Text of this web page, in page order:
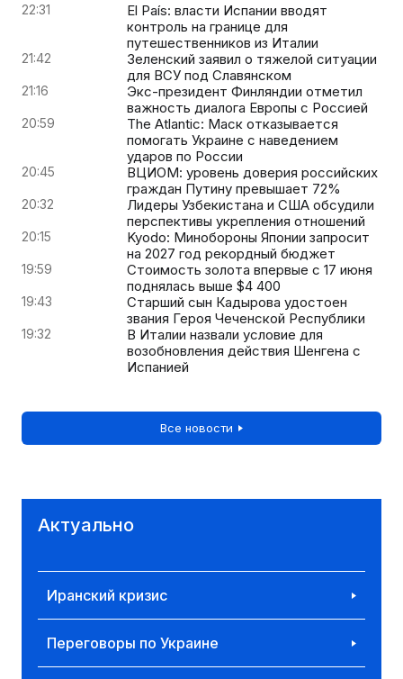
22:31
El País: власти Испании вводят
контроль на границе для
путешественников из Италии
21:42
Зеленский заявил о тяжелой ситуации
для ВСУ под Славянском
21:16
Экс-президент Финляндии отметил
важность диалога Европы с Россией
20:59
The Atlantic: Маск отказывается
помогать Украине с наведением
ударов по России
20:45
ВЦИОМ: уровень доверия российских
граждан Путину превышает 72%
20:32
Лидеры Узбекистана и США обсудили
перспективы укрепления отношений
20:15
Kyodo: Минобороны Японии запросит
на 2027 год рекордный бюджет
19:59
Стоимость золота впервые с 17 июня
поднялась выше $4 400
19:43
Старший сын Кадырова удостоен
звания Героя Чеченской Республики
19:32
В Италии назвали условие для
возобновления действия Шенгена с
Испанией
Все новости
Актуально
Иранский кризис
Переговоры по Украине